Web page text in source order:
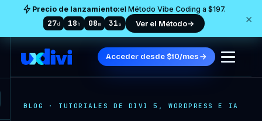
Precio de lanzamiento:el Método Vibe Coding a $197.
27d 18h 08m 31s Ver el Método→ ×
Acceder desde $10/mes
BLOG · TUTORIALES DE DIVI 5, WORDPRESS E IA